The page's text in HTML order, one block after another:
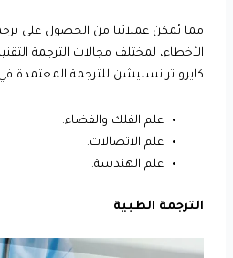
مما يُمكن عملائنا من الحصول على
الأخطاء، لمختلف مجالات الترجمة
كايرو ترانسليشن للترجمة المعتمدة
علم الفلك والفضاء.
علم الاتصالات.
علم الهندسة.
الترجمة الطبية